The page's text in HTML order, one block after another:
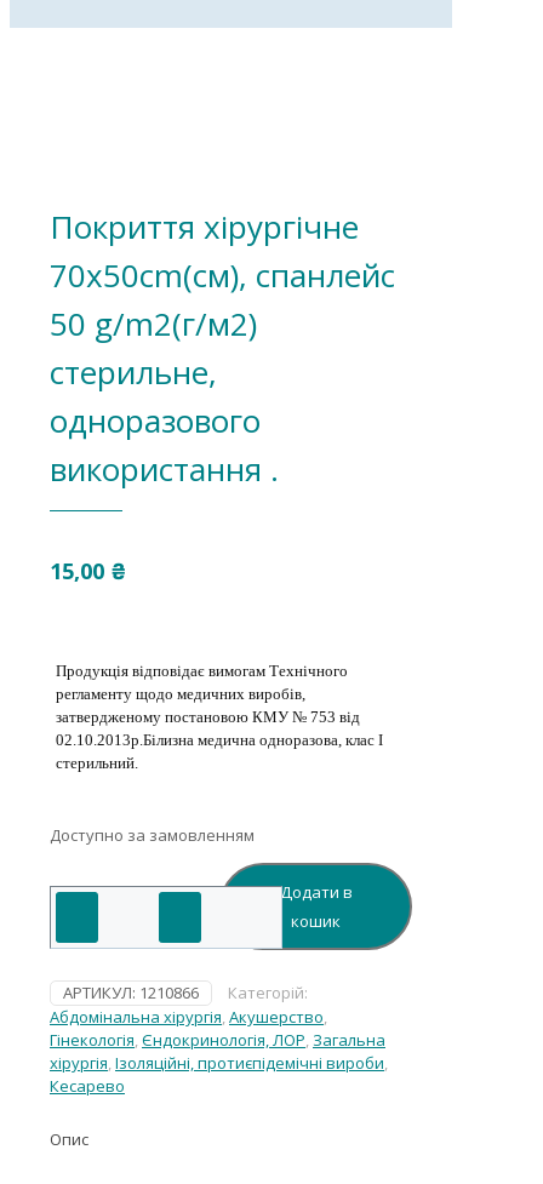
Покриття хірургічне
70х50cm(см), спанлейс
50 g/m2(г/м2)
стерильне,
одноразового
використання .
15,00 ₴
Продукція відповідає вимогам Технічного
регламенту щодо медичних виробів,
затвердженому постановою КМУ № 753 від
02.10.2013р.Білизна медична одноразова, клас І
стерильний.
Доступно за замовленням
Покриття
70х50cm(см),
50
g/m2(г/
м2)
стерильне,
одноразового
використання
кількість
Додати в
кошик
АРТИКУЛ: 1210866
Категорій:
Абдомінальна хірургія,Акушерство,
Гінекологія,Єндокринологія, ЛОР, Загальна
хірургія,Ізоляційні, протиєпідемічні вироби,
Кесарево
Опис